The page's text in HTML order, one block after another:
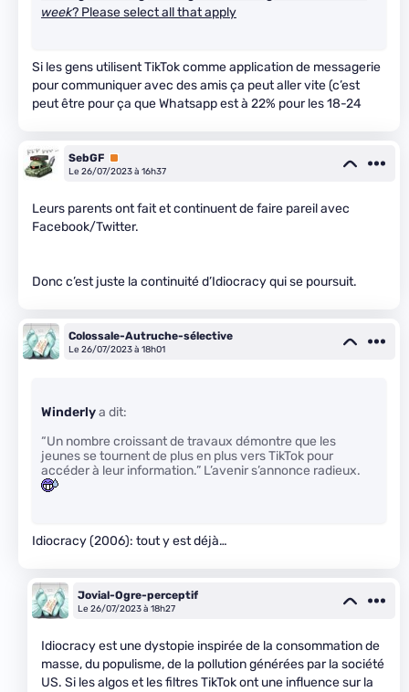
week? Please select all that apply
Si les gens utilisent TikTok comme application de messagerie
pour communiquer avec des amis ça peut aller vite (c’est
peut être pour ça que Whatsapp est à 22% pour les 18-24
SebGF Premium
Le 26/07/2023 à 16h37
Leurs parents ont fait et continuent de faire pareil avec
Facebook/Twitter.
Donc c’est juste la continuité d’Idiocracy qui se poursuit.
Colossale-Autruche-sélective
Le 26/07/2023 à 18h01
Winderlya dit:
“Un nombre croissant de travaux démontre que les
jeunes se tournent de plus en plus vers TikTok pour
accéder à leur information.” L’avenir s’annonce radieux.
Idiocracy (2006): tout y est déjà…
Jovial-Ogre-perceptif
Le 26/07/2023 à 18h27
Idiocracy est une dystopie inspirée de la consommation de
masse, du populisme, de la pollution générées par la société
US. Si les algos et les filtres TikTok ont une influence sur la